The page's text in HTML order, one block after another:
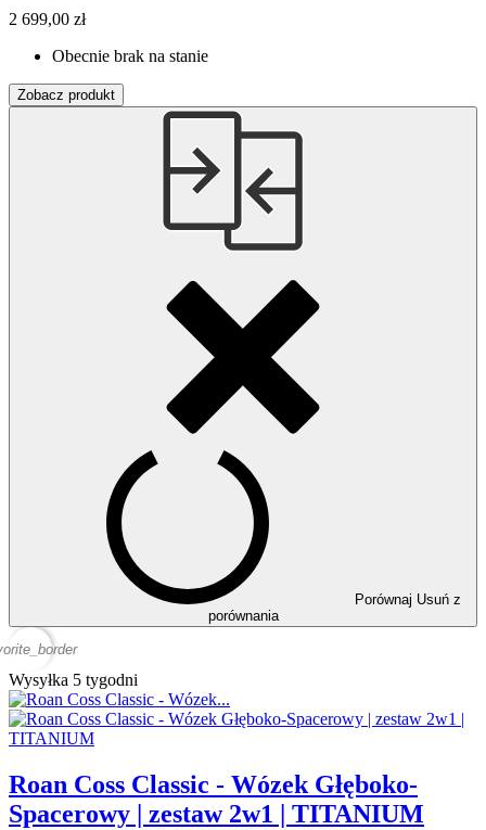
2 699,00 zł
Obecnie brak na stanie
Zobacz produkt
Porównaj Usuń z
porównania
Wysyłka 5 tygodni
Roan Coss Classic - Wózek Głęboko-
Spacerowy | zestaw 2w1 | TITANIUM